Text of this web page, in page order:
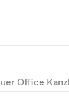
Office